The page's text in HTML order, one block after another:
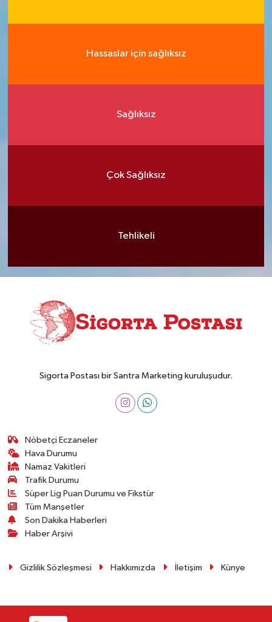
Hassaslar için sağlıksız
Sağlıksız
Çok Sağlıksız
Tehlikeli
Sigorta Postası bir Santra Marketing kuruluşudur.
Nöbetçi Eczaneler
Hava Durumu
Namaz Vakitleri
Trafik Durumu
Süper Lig Puan Durumu ve Fikstür
Tüm Manşetler
Son Dakika Haberleri
Haber Arşivi
Gizlilik Sözleşmesi Hakkımızda İletişim Künye